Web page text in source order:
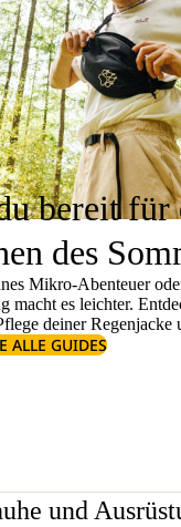
bereit für
des
Mikro-Abenteuer
macht es leichter.
deiner Regenjacke
ALLE GUIDES
und